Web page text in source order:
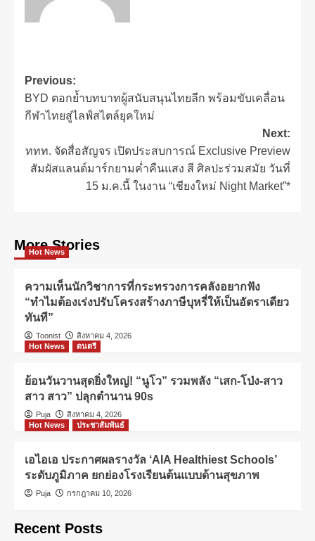
Previous:
BYD ตอกย้ำบทบาทผู้สนับสนุนไทยลีก พร้อมขับเคลื่อน
กีฬาไทยสู่ไลฟ์สไตล์ยุคใหม่
Next:
ททท. จัดสื่อสัญจร เปิดประสบการณ์ Exclusive Preview
สัมผัสแลนด์มาร์กยามค่ำคืนแสง สี ศิลปะร่วมสมัย วันที่
15 ม.ค.นี้ ในงาน “เชียงใหม่ Night Market”*
More Stories
Hot News
ความเห็นนักวิชาการที่กระทรวงการคลังอยากฟัง
“ทำไมต้องเร่งปรับโครงสร้างภาษีบุหรี่ให้เป็นอัตราเดียว
ทันที”
Toonist
สิงหาคม 4, 2026
Hot News
ดนตรี
ย้อนวันวานสุดยิ่งใหญ่! “นูโว” รวมพลัง “เสก-โป่ง-สาว
สาว สาว” ปลุกตำนาน 90s
Puja
สิงหาคม 4, 2026
Hot News
ประชาสัมพันธ์
เอไอเอ ประกาศผลรางวัล ‘AIA Healthiest Schools’
ระดับภูมิภาค ยกย่องโรงเรียนต้นแบบด้านสุขภาพ
Puja กรกฎาคม 10, 2026
Recent Posts